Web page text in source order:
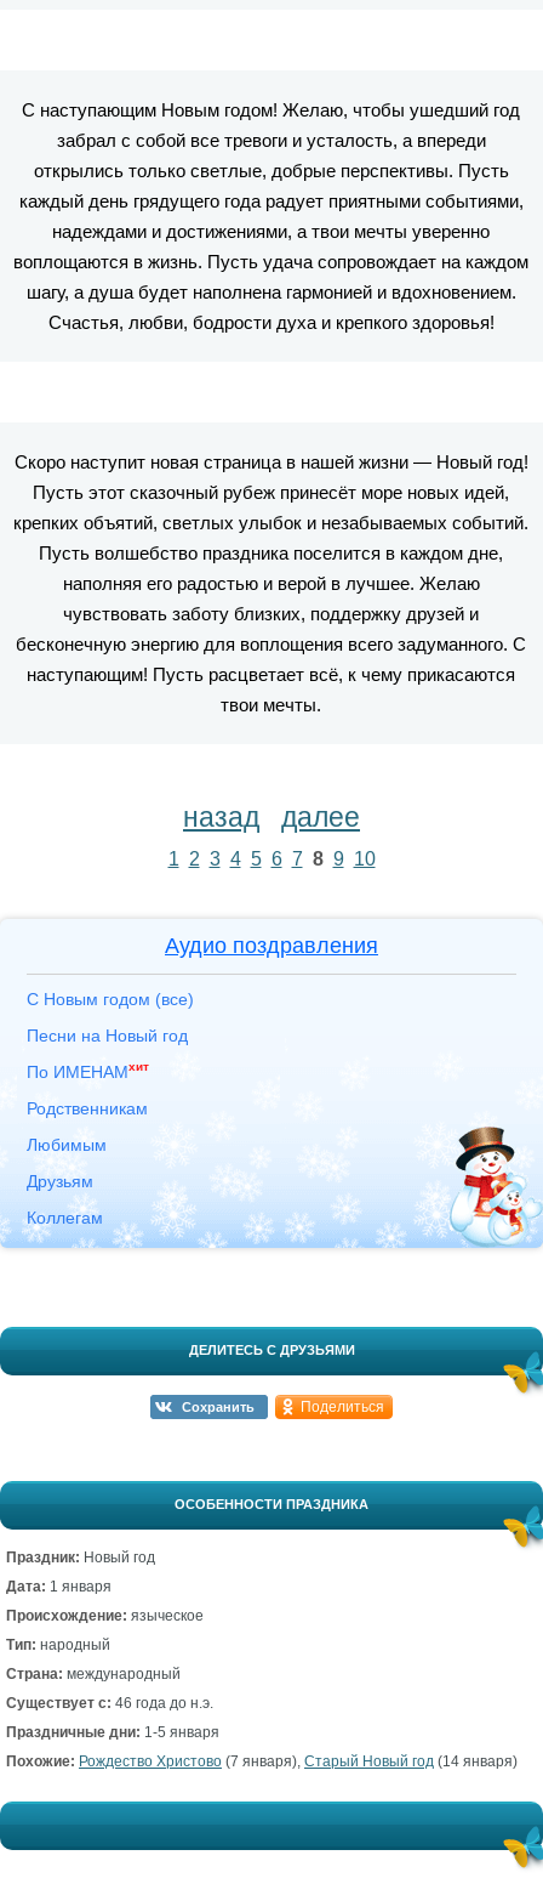
С наступающим Новым годом! Желаю, чтобы ушедший год
забрал с собой все тревоги и усталость, а впереди
открылись только светлые, добрые перспективы. Пусть
каждый день грядущего года радует приятными событиями,
надеждами и достижениями, а твои мечты уверенно
воплощаются в жизнь. Пусть удача сопровождает на каждом
шагу, а душа будет наполнена гармонией и вдохновением.
Счастья, любви, бодрости духа и крепкого здоровья!
Скоро наступит новая страница в нашей жизни — Новый год!
Пусть этот сказочный рубеж принесёт море новых идей,
крепких объятий, светлых улыбок и незабываемых событий.
Пусть волшебство праздника поселится в каждом дне,
наполняя его радостью и верой в лучшее. Желаю
чувствовать заботу близких, поддержку друзей и
бесконечную энергию для воплощения всего задуманного. С
наступающим! Пусть расцветает всё, к чему прикасаются
твои мечты.
назад далее
1 2 3 4 5 6 7 8 9 10
Аудио поздравления
С Новым годом (все)
Песни на Новый год
По ИМЕНАМхит
Родственникам
Любимым
Друзьям
Коллегам
ДЕЛИТЕСЬ С ДРУЗЬЯМИ
Сохранить Поделиться
ОСОБЕННОСТИ ПРАЗДНИКА
Праздник: Новый год
Дата: 1 января
Происхождение: языческое
Тип: народный
Страна: международный
Существует с: 46 года до н.э.
Праздничные дни: 1-5 января
Похожие: Рождество Христово (7 января), Старый Новый год (14 января)